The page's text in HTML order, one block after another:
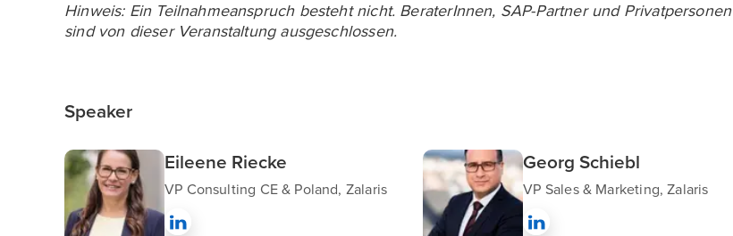
Hinweis: Ein Teilnahmeanspruch besteht nicht. BeraterInnen, SAP-Partner und Privatpersonen
sind von dieser Veranstaltung ausgeschlossen.
Speaker
Eileene Riecke
VP Consulting CE & Poland, Zalaris
Georg Schiebl
VP Sales & Marketing, Zalaris